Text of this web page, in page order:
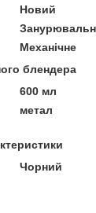
Новий
Механічне
блендера
600 мл
метал
Чорний